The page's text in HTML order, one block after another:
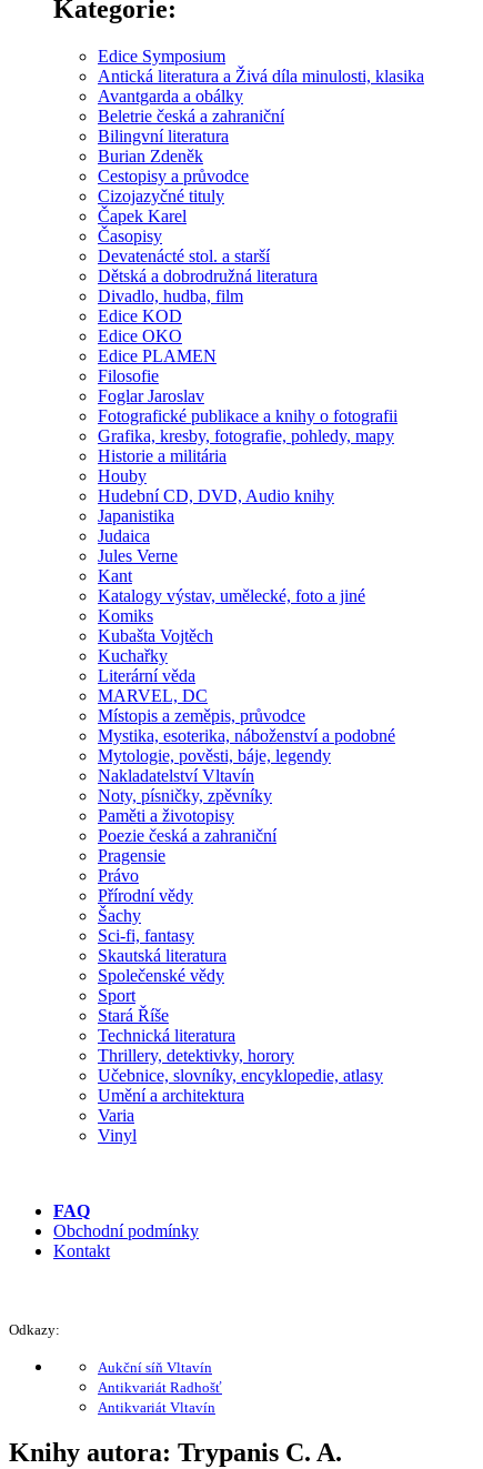
Kategorie:
Edice Symposium
Antická literatura a Živá díla minulosti, klasika
Avantgarda a obálky
Beletrie česká a zahraniční
Bilingvní literatura
Burian Zdeněk
Cestopisy a průvodce
Cizojazyčné tituly
Čapek Karel
Časopisy
Devatenácté stol. a starší
Dětská a dobrodružná literatura
Divadlo, hudba, film
Edice KOD
Edice OKO
Edice PLAMEN
Filosofie
Foglar Jaroslav
Fotografické publikace a knihy o fotografii
Grafika, kresby, fotografie, pohledy, mapy
Historie a militária
Houby
Hudební CD, DVD, Audio knihy
Japanistika
Judaica
Jules Verne
Kant
Katalogy výstav, umělecké, foto a jiné
Komiks
Kubašta Vojtěch
Kuchařky
Literární věda
MARVEL, DC
Místopis a zeměpis, průvodce
Mystika, esoterika, náboženství a podobné
Mytologie, pověsti, báje, legendy
Nakladatelství Vltavín
Noty, písničky, zpěvníky
Paměti a životopisy
Poezie česká a zahraniční
Pragensie
Právo
Přírodní vědy
Šachy
Sci-fi, fantasy
Skautská literatura
Společenské vědy
Sport
Stará Říše
Technická literatura
Thrillery, detektivky, horory
Učebnice, slovníky, encyklopedie, atlasy
Umění a architektura
Varia
Vinyl
FAQ
Obchodní podmínky
Kontakt
Odkazy:
Aukční síň Vltavín
Antikvariát Radhošť
Antikvariát Vltavín
Knihy autora: Trypanis C. A.